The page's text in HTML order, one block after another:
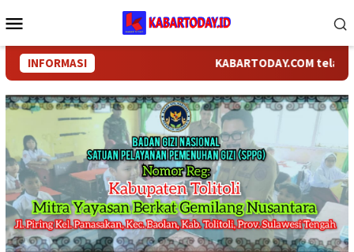
ke
Mobile
INFORMASI KABARTODAY.COM telah